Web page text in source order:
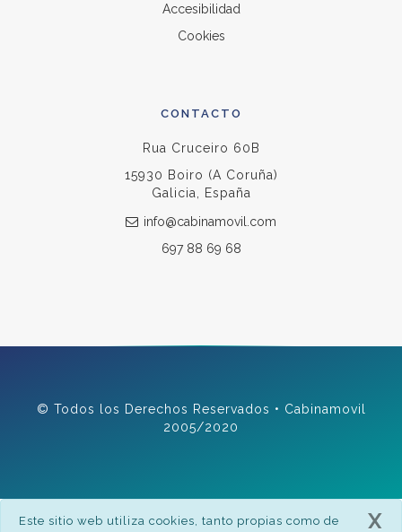
Accesibilidad
Cookies
CONTACTO
Rua Cruceiro 60B
15930 Boiro (A Coruña)
Galicia, España
info@cabinamovil.com
697 88 69 68
© Todos los Derechos Reservados • Cabinamovil
2005/2020
X
Este sitio web utiliza cookies, tanto propias como de